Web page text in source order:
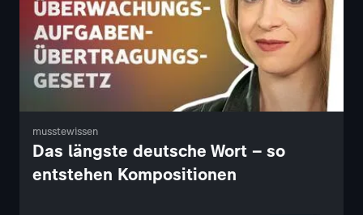
musstewissen
Das längste deutsche Wort – so
entstehen Kompositionen